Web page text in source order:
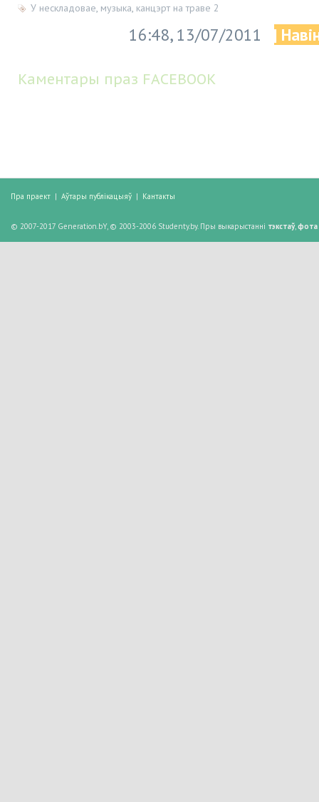
У нескладовае музыка канцэрт на траве 2
16:48, 13/07/2011 |
Каментары праз FACEBOOK
Пра праект | Аўтары публікацыяў | Кантакты
© 2007-2017 Generation.bY, © 2003-2006 Studenty.by. Пры выкарыстанні тэкстаў, фота